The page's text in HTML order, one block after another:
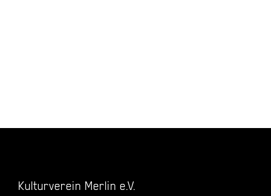
Kulturverein Merlin e.V.